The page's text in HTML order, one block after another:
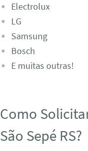
Electrolux
LG
Samsung
Bosch
E muitas outras!
Como
São Sepé RS?